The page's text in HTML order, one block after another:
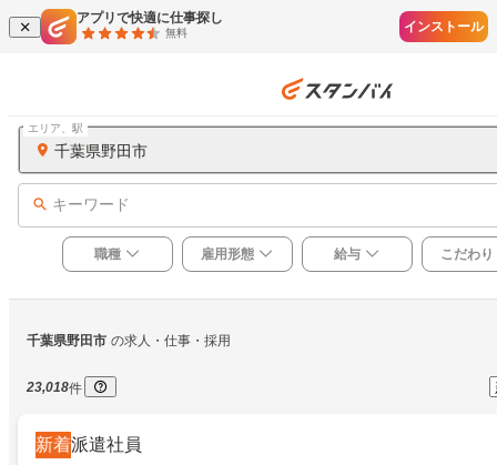
アプリで快適に仕事探し
無料 インストール
千葉県野田市
エリア、駅
キーワード
職種 雇用形態 給与 こだわり
千葉県野田市 の求人・仕事・採用
23,018件
新着派遣社員